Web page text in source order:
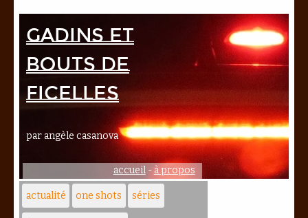
Gadins et
bouts de
ficelles
par angèle casanova
accueil-à propos
actualité one shots séries